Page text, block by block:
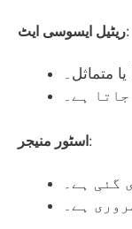
ریٹیل ایسوسی ایٹ:
متماثل۔
ہے۔
اسٹور منیجر:
گئی ہے۔
ہے۔